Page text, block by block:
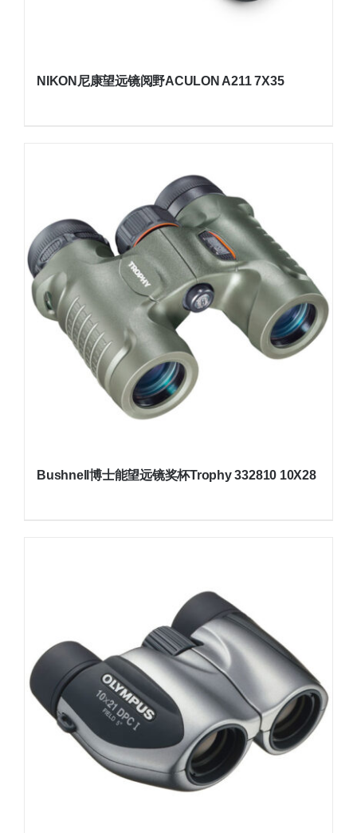
NIKON尼康望远镜阅野ACULON A211 7X35
Bushnell博士能望远镜奖杯Trophy 332810 10X28